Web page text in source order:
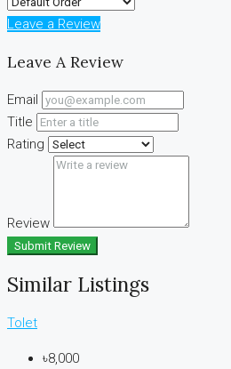
Leave a Review
Leave A Review
Email
Title
Rating
Review
Submit Review
Similar Listings
Tolet
৳8,000